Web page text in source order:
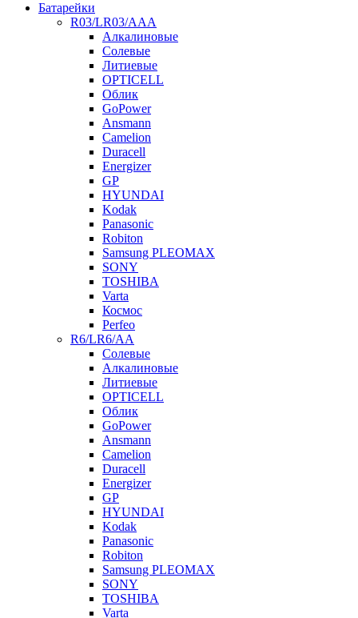
Батарейки
R03/LR03/AAA
Алкалиновые
Солевые
Литиевые
OPTICELL
Облик
GoPower
Ansmann
Camelion
Duracell
Energizer
GP
HYUNDAI
Kodak
Panasonic
Robiton
Samsung PLEOMAX
SONY
TOSHIBA
Varta
Космос
Perfeo
R6/LR6/AA
Солевые
Алкалиновые
Литиевые
OPTICELL
Облик
GoPower
Ansmann
Camelion
Duracell
Energizer
GP
HYUNDAI
Kodak
Panasonic
Robiton
Samsung PLEOMAX
SONY
TOSHIBA
Varta